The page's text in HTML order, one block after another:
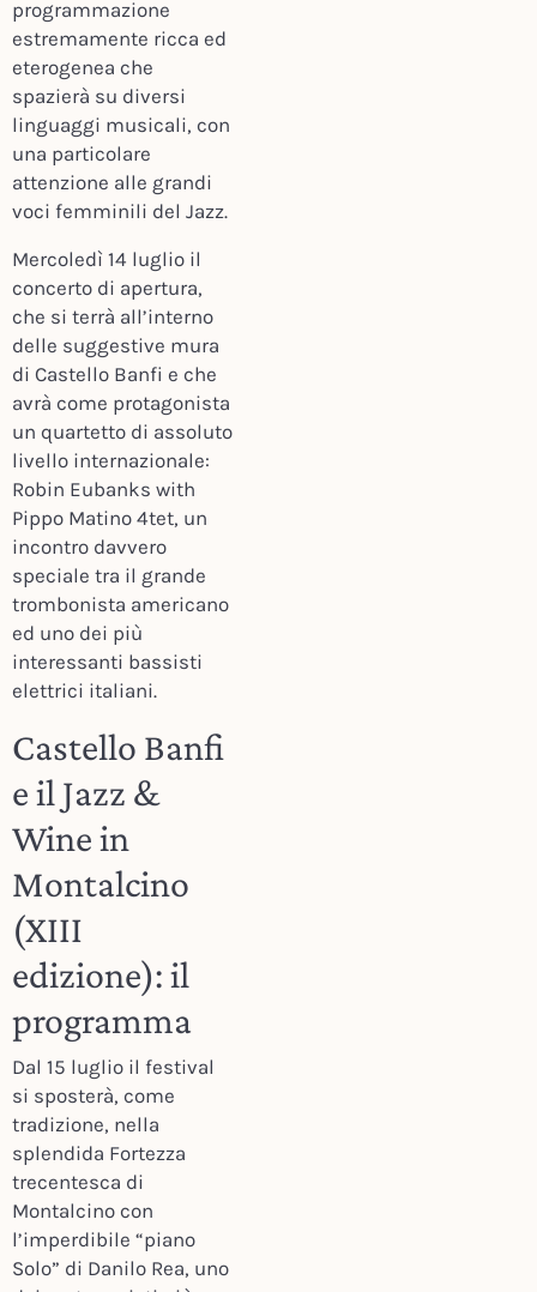
programmazione
estremamente ricca ed
eterogenea che
spazierà su diversi
linguaggi musicali, con
una particolare
attenzione alle grandi
voci femminili del Jazz.
Mercoledì 14 luglio il
concerto di apertura,
che si terrà all’interno
delle suggestive mura
di Castello Banfi e che
avrà come protagonista
un quartetto di assoluto
livello internazionale:
Robin Eubanks with
Pippo Matino 4tet, un
incontro davvero
speciale tra il grande
trombonista americano
ed uno dei più
interessanti bassisti
elettrici italiani.
Castello Banfi
e il Jazz &
Wine in
Montalcino
(XIII
edizione): il
programma
Dal 15 luglio il festival
si sposterà, come
tradizione, nella
splendida Fortezza
trecentesca di
Montalcino con
l’imperdibile “piano
Solo” di Danilo Rea, uno